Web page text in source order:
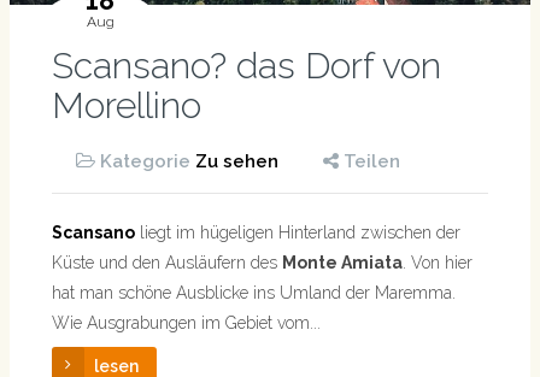
Aug
Scansano? das Dorf von
Morellino
Kategorie Zu sehen Teilen
Scansanoliegt im hügeligen Hinterland zwischen der
Küste und den Ausläufern des Monte Amiata. Von hier
hat man schöne Ausblicke ins Umland der Maremma.
Wie Ausgrabungen im Gebiet vom...
lesen